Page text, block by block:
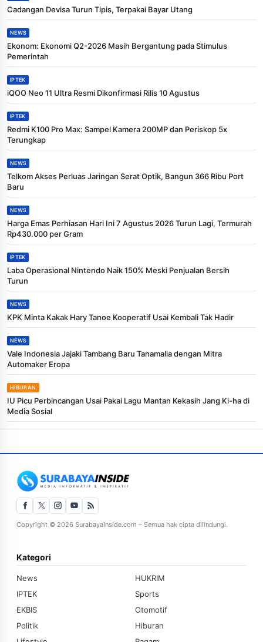
Cadangan Devisa Turun Tipis, Terpakai Bayar Utang
NEWS
Ekonom: Ekonomi Q2-2026 Masih Bergantung pada Stimulus
Pemerintah
IPTEK
iQOO Neo 11 Ultra Resmi Dikonfirmasi Rilis 10 Agustus
IPTEK
Redmi K100 Pro Max: Sampel Kamera 200MP dan Periskop 5x
Terungkap
NEWS
Telkom Akses Perluas Jaringan Serat Optik, Bangun 366 Ribu Port
Baru
NEWS
Harga Emas Perhiasan Hari Ini 7 Agustus 2026 Turun Lagi, Termurah
Rp430.000 per Gram
IPTEK
Laba Operasional Nintendo Naik 150% Meski Penjualan Bersih
Turun
NEWS
KPK Minta Kakak Hary Tanoe Kooperatif Usai Kembali Tak Hadir
NEWS
Vale Indonesia Jajaki Tambang Baru Tanamalia dengan Mitra
Automaker Eropa
HIBURAN
IU Picu Perbincangan Usai Pakai Lagu Mantan Kekasih Jang Ki-ha di
Media Sosial
Copyright © 2026 SurabayaInside.com – Semua hak cipta dilindungi.
Kategori
News
HUKRIM
IPTEK
Sports
EKBIS
Otomotif
Politik
Hiburan